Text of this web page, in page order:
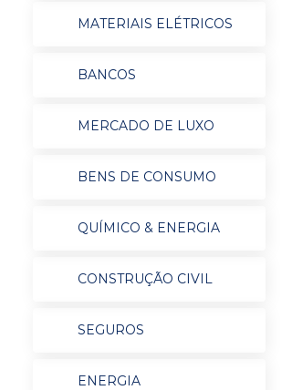
MATERIAIS ELÉTRICOS
BANCOS
MERCADO DE LUXO
BENS DE CONSUMO
QUÍMICO & ENERGIA
CONSTRUÇÃO CIVIL
SEGUROS
ENERGIA